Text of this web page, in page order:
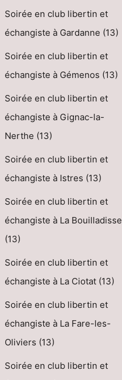
Soirée en club libertin et
échangiste à Gardanne (13)
Soirée en club libertin et
échangiste à Gémenos (13)
Soirée en club libertin et
échangiste à Gignac-la-
Nerthe (13)
Soirée en club libertin et
échangiste à Istres (13)
Soirée en club libertin et
échangiste à La Bouilladisse
(13)
Soirée en club libertin et
échangiste à La Ciotat (13)
Soirée en club libertin et
échangiste à La Fare-les-
Oliviers (13)
Soirée en club libertin et